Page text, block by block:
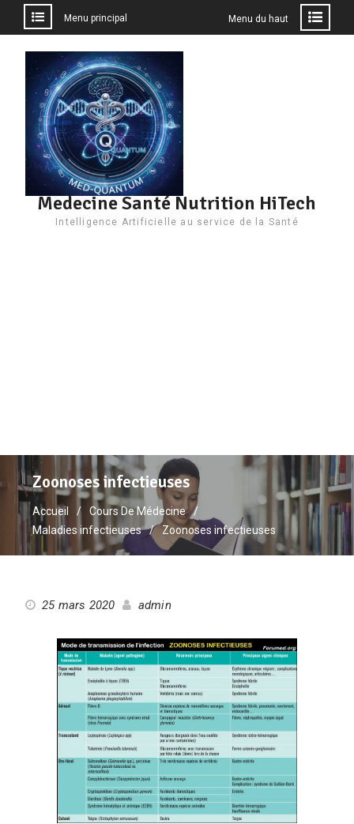
contenu
Menu principal Menu du haut
Medecine Santé Nutrition HiTech
Intelligence Artificielle au service de la Santé
Zoonoses infectieuses
Accueil
Cours De Médecine
Maladies infectieuses
Zoonoses infectieuses
25 mars 2020 admin